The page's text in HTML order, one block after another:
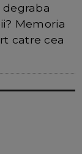
Memoria
catre cea